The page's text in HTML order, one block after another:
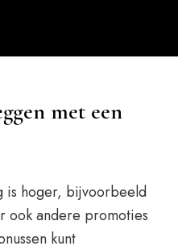
met een
is hoger, bijvoorbeeld
ook andere promoties
kunt